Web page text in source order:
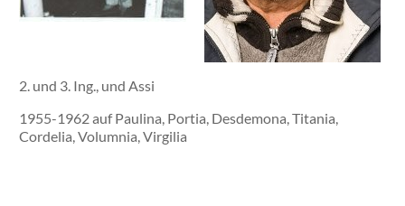
2. und 3. Ing., und Assi
1955-1962 auf Paulina, Portia, Desdemona, Titania,
Cordelia, Volumnia, Virgilia